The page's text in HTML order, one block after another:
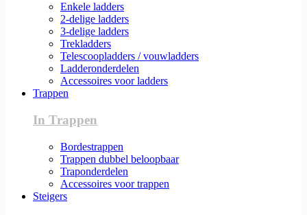
Enkele ladders
2-delige ladders
3-delige ladders
Trekladders
Telescoopladders / vouwladders
Ladderonderdelen
Accessoires voor ladders
Trappen
In Trappen
Bordestrappen
Trappen dubbel beloopbaar
Traponderdelen
Accessoires voor trappen
Steigers